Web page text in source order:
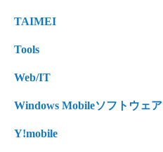
TAIMEI
Tools
Web/IT
Windows Mobileソフトウェア
Y!mobile